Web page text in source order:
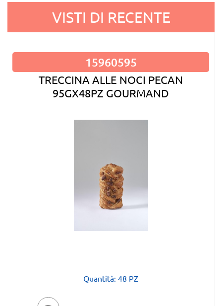
VISTI DI RECENTE
15960595
TRECCINA ALLE NOCI PECAN
95GX48PZ GOURMAND
Quantità: 48 PZ